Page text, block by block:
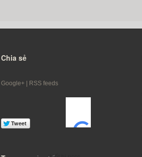
Chia sẻ
Google+ RSS feeds